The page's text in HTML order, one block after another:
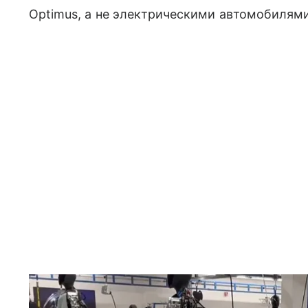
Optimus, а не электрическими